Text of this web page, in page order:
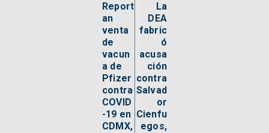
Report
an
venta
de
vacun
a de
Pfizer
contra
COVID
-19 en
CDMX,
La
DEA
fabric
ó
acusa
ción
contra
Salvad
or
Cienfu
egos,